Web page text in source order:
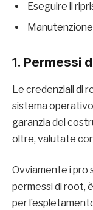
Eseguire il
1. Permessi
Le credenziali di
sistema
garanzia del
oltre, valutate
Ovviamente i pro
permessi di root,
per